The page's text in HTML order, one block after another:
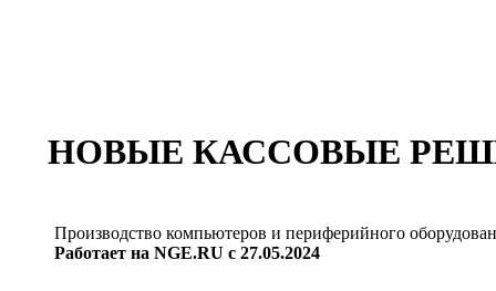
НОВЫЕ КАССОВЫЕ
Производство компьютеров и периферийного
Работает на NGE.RU с 27.05.2024